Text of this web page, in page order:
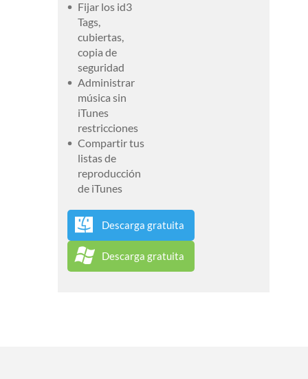
Fijar los id3
Tags,
cubiertas,
copia de
seguridad
Administrar
música sin
iTunes
restricciones
Compartir tus
listas de
reproducción
de iTunes
Descarga gratuita
Descarga gratuita